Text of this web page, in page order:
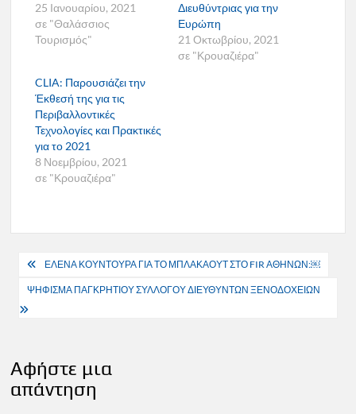
25 Ιανουαρίου, 2021
σε "Θαλάσσιος
Τουρισμός"
Διευθύντριας για την
Ευρώπη
21 Οκτωβρίου, 2021
σε "Κρουαζιέρα"
CLIA: Παρουσιάζει την
Έκθεσή της για τις
Περιβαλλοντικές
Τεχνολογίες και Πρακτικές
για το 2021
8 Νοεμβρίου, 2021
σε "Κρουαζιέρα"
Πλοήγηση
άρθρων
ΕΛΕΝΑ ΚΟΥΝΤΟΥΡΑ ΓΙΑ ΤΟ ΜΠΛΑΚΑΟΥΤ ΣΤΟ FIR ΑΘΗΝΩΝ:￼
ΨΗΦΙΣΜΑ ΠΑΓΚΡΗΤΙΟΥ ΣΥΛΛΟΓΟΥ ΔΙΕΥΘΥΝΤΩΝ ΞΕΝΟΔΟΧΕΙΩΝ
Αφήστε μια
απάντηση